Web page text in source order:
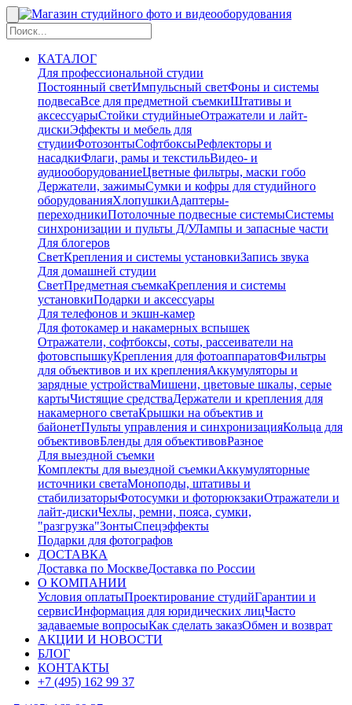
КАТАЛОГ
Для профессиональной студии
Постоянный светИмпульсный светФоны и системы
подвесаВсе для предметной съемкиШтативы и
аксессуарыСтойки студийныеОтражатели и лайт-
дискиЭффекты и мебель для
студииФотозонтыСофтбоксыРефлекторы и
насадкиФлаги, рамы и текстильВидео- и
аудиооборудованиеЦветные фильтры, маски гобо
Держатели, зажимыСумки и кофры для студийного
оборудованияХлопушкиАдаптеры-
переходникиПотолочные подвесные системыСистемы
синхронизации и пульты Д/УЛампы и запасные части
Для блогеров
СветКрепления и системы установкиЗапись звука
Для домашней студии
СветПредметная съемкаКрепления и системы
установкиПодарки и аксессуары
Для телефонов и экшн-камер
Для фотокамер и накамерных вспышек
Отражатели, софтбоксы, соты, рассеиватели на
фотовспышкуКрепления для фотоаппаратовФильтры
для объективов и их крепленияАккумуляторы и
зарядные устройстваМишени, цветовые шкалы, серые
картыЧистящие средстваДержатели и крепления для
накамерного светаКрышки на объектив и
байонетПульты управления и синхронизацияКольца для
объективовБленды для объективовРазное
Для выездной съемки
Комплекты для выездной съемкиАккумуляторные
источники светаМоноподы, штативы и
стабилизаторыФотосумки и фоторюкзакиОтражатели и
лайт-дискиЧехлы, ремни, пояса, сумки,
"разгрузка"ЗонтыСпецэффекты
Подарки для фотографов
ДОСТАВКА
Доставка по МосквеДоставка по России
О КОМПАНИИ
Условия оплатыПроектирование студийГарантии и
сервисИнформация для юридических лицЧасто
задаваемые вопросыКак сделать заказОбмен и возврат
АКЦИИ И НОВОСТИ
БЛОГ
КОНТАКТЫ
+7 (495) 162 99 37